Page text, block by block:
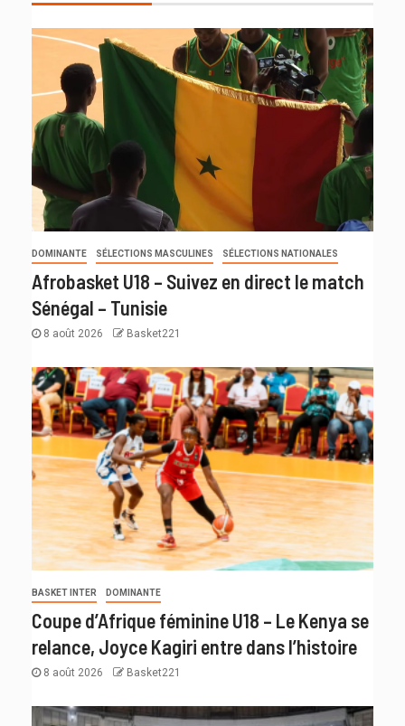
DOMINANTE SÉLECTIONS MASCULINES SÉLECTIONS NATIONALES
Afrobasket U18 – Suivez en direct le match
Sénégal – Tunisie
8 août 2026 Basket221
BASKET INTER DOMINANTE
Coupe d’Afrique féminine U18 – Le Kenya se
relance, Joyce Kagiri entre dans l’histoire
8 août 2026 Basket221